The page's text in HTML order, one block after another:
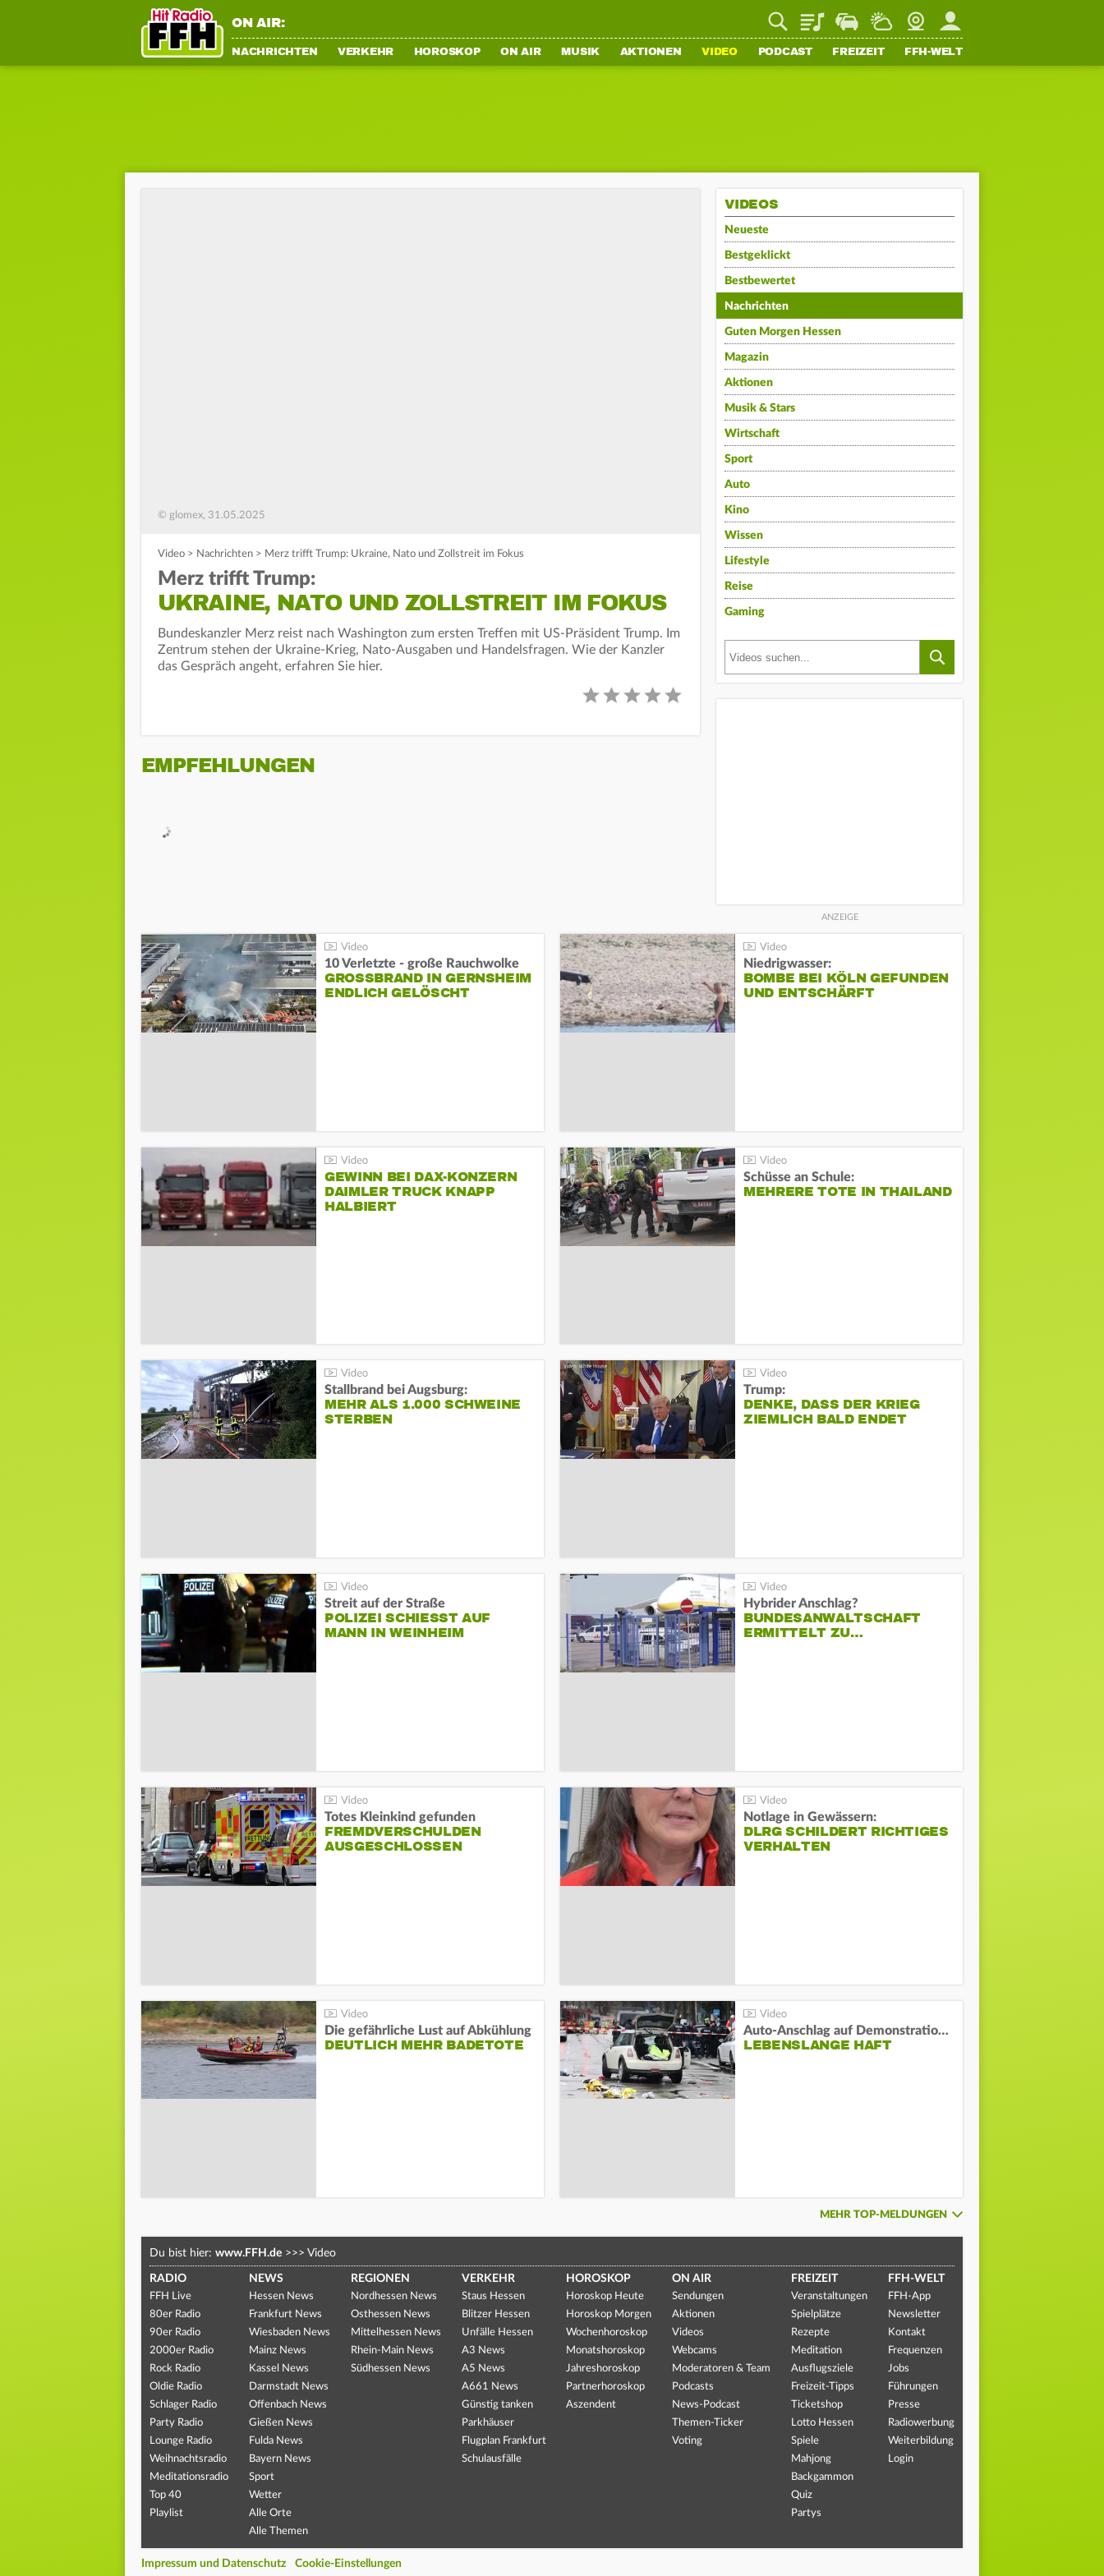
ON AIR: PlaylistStaupilotWetterWebcamMein FFH
NACHRICHTEN VERKEHR HOROSKOP ON AIR MUSIK AKTIONEN VIDEO PODCAST FREIZEIT FFH-WELT
© glomex, 31.05.2025
Video > Nachrichten > Merz trifft Trump: Ukraine, Nato und Zollstreit im Fokus
Merz trifft Trump:
UKRAINE, NATO UND ZOLLSTREIT IM FOKUS
Bundeskanzler Merz reist nach Washington zum ersten Treffen mit US-Präsident Trump. Im
Zentrum stehen der Ukraine-Krieg, Nato-Ausgaben und Handelsfragen. Wie der Kanzler
das Gespräch angeht, erfahren Sie hier.
EMPFEHLUNGEN
VIDEOS
Neueste
Bestgeklickt
Bestbewertet
Nachrichten
Guten Morgen Hessen
Magazin
Aktionen
Musik & Stars
Wirtschaft
Sport
Auto
Kino
Wissen
Lifestyle
Reise
Gaming
10 Verletzte - große Rauchwolke
GROSSBRAND IN GERNSHEIM E
NDLICH GELÖSCHT
Niedrigwasser:
BOMBE BEI KÖLN GEFUNDEN
UND ENTSCHÄRFT
GEWINN BEI DAX-KONZERN
DAIMLER TRUCK KNAPP
HALBIERT
Schüsse an Schule:
MEHRERE TOTE IN THAILAND
Stallbrand bei Augsburg:
MEHR ALS 1.000 SCHWEINE
STERBEN
Trump:
DENKE, DASS DER KRIEG
ZIEMLICH BALD ENDET
Streit auf der Straße
POLIZEI SCHIESST AUF M
ANN IN WEINHEIM
Hybrider Anschlag?
BUNDESANWALTSCHAFT
ERMITTELT ZU…
Totes Kleinkind gefunden
FREMDVERSCHULDEN
AUSGESCHLOSSEN
Notlage in Gewässern:
DLRG SCHILDERT RICHTIGES
VERHALTEN
Die gefährliche Lust auf Abkühlung
DEUTLICH MEHR BADETOTE
Auto-Anschlag auf Demonstration in München:
LEBENSLANGE HAFT
MEHR TOP-MELDUNGEN
Du bist hier: www.FFH.de >>> Video
RADIO
FFH Live
80er Radio
90er Radio
2000er Radio
Rock Radio
Oldie Radio
Schlager Radio
Party Radio
Lounge Radio
Weihnachtsradio
Meditationsradio
Top 40
Playlist
NEWS
Hessen News
Frankfurt News
Wiesbaden News
Mainz News
Kassel News
Darmstadt News
Offenbach News
Gießen News
Fulda News
Bayern News
Sport
Wetter
Alle Orte
Alle Themen
REGIONEN
Nordhessen News
Osthessen News
Mittelhessen News
Rhein-Main News
Südhessen News
VERKEHR
Staus Hessen
Blitzer Hessen
Unfälle Hessen
A3 News
A5 News
A661 News
Günstig tanken
Parkhäuser
Flugplan Frankfurt
Schulausfälle
HOROSKOP
Horoskop Heute
Horoskop Morgen
Wochenhoroskop
Monatshoroskop
Jahreshoroskop
Partnerhoroskop
Aszendent
ON AIR
Sendungen
Aktionen
Videos
Webcams
Moderatoren & Team
Podcasts
News-Podcast
Themen-Ticker
Voting
FREIZEIT
Veranstaltungen
Spielplätze
Rezepte
Meditation
Ausflugsziele
Freizeit-Tipps
Ticketshop
Lotto Hessen
Spiele
Mahjong
Backgammon
Quiz
Partys
FFH-WELT
FFH-App
Newsletter
Kontakt
Frequenzen
Jobs
Führungen
Presse
Radiowerbung
Weiterbildung
Login
Impressum und Datenschutz Cookie-Einstellungen